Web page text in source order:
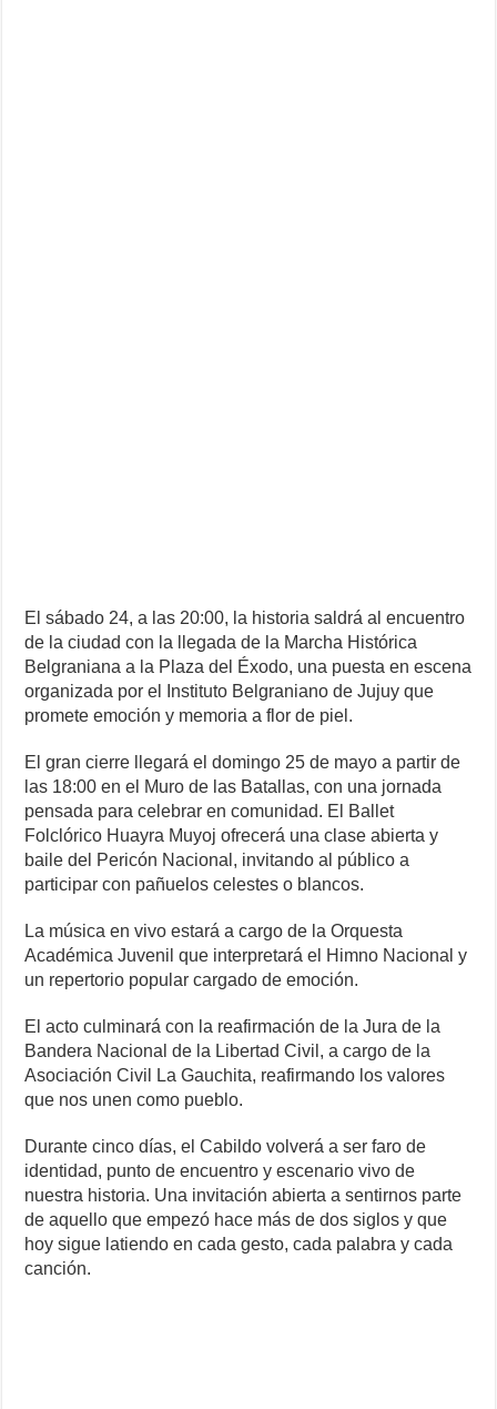
El sábado 24, a las 20:00, la historia saldrá al encuentro
de la ciudad con la llegada de la Marcha Histórica
Belgraniana a la Plaza del Éxodo, una puesta en escena
organizada por el Instituto Belgraniano de Jujuy que
promete emoción y memoria a flor de piel.
El gran cierre llegará el domingo 25 de mayo a partir de
las 18:00 en el Muro de las Batallas, con una jornada
pensada para celebrar en comunidad. El Ballet
Folclórico Huayra Muyoj ofrecerá una clase abierta y
baile del Pericón Nacional, invitando al público a
participar con pañuelos celestes o blancos.
La música en vivo estará a cargo de la Orquesta
Académica Juvenil que interpretará el Himno Nacional y
un repertorio popular cargado de emoción.
El acto culminará con la reafirmación de la Jura de la
Bandera Nacional de la Libertad Civil, a cargo de la
Asociación Civil La Gauchita, reafirmando los valores
que nos unen como pueblo.
Durante cinco días, el Cabildo volverá a ser faro de
identidad, punto de encuentro y escenario vivo de
nuestra historia. Una invitación abierta a sentirnos parte
de aquello que empezó hace más de dos siglos y que
hoy sigue latiendo en cada gesto, cada palabra y cada
canción.